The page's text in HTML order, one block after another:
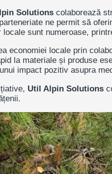
Solutions colaborează
ne permit să
locale sunt numeroase,
economiei locale prin
la materiale și produse
impact pozitiv asupra
Util Alpin Solutions